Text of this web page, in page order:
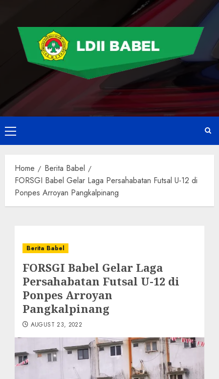
Home
Berita Babel
FORSGI Babel Gelar Laga Persahabatan Futsal U-12 di
Ponpes Arroyan Pangkalpinang
Berita Babel
FORSGI Babel Gelar Laga
Persahabatan Futsal U-12 di
Ponpes Arroyan
Pangkalpinang
AUGUST 23, 2022